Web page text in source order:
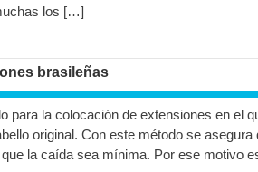
los […]
brasileñas
para la colocación de extensiones en el
original. Con este método se
la caída sea mínima. Por ese motivo